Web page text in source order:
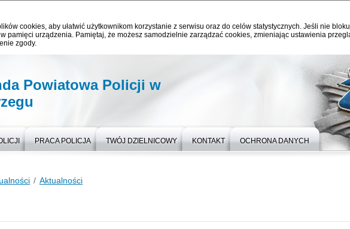
cookies, aby ułatwić użytkownikom korzystanie z serwisu oraz do celów statystycznych. Jeśli nie
pamięci urządzenia. Pamiętaj, że możesz samodzielnie zarządzać cookies, zmieniając ustawienia
zgody.
Powiatowa Policji w
PRACA POLICJA TWÓJ DZIELNICOWY KONTAKT OCHRONA DANYCH
Aktualności